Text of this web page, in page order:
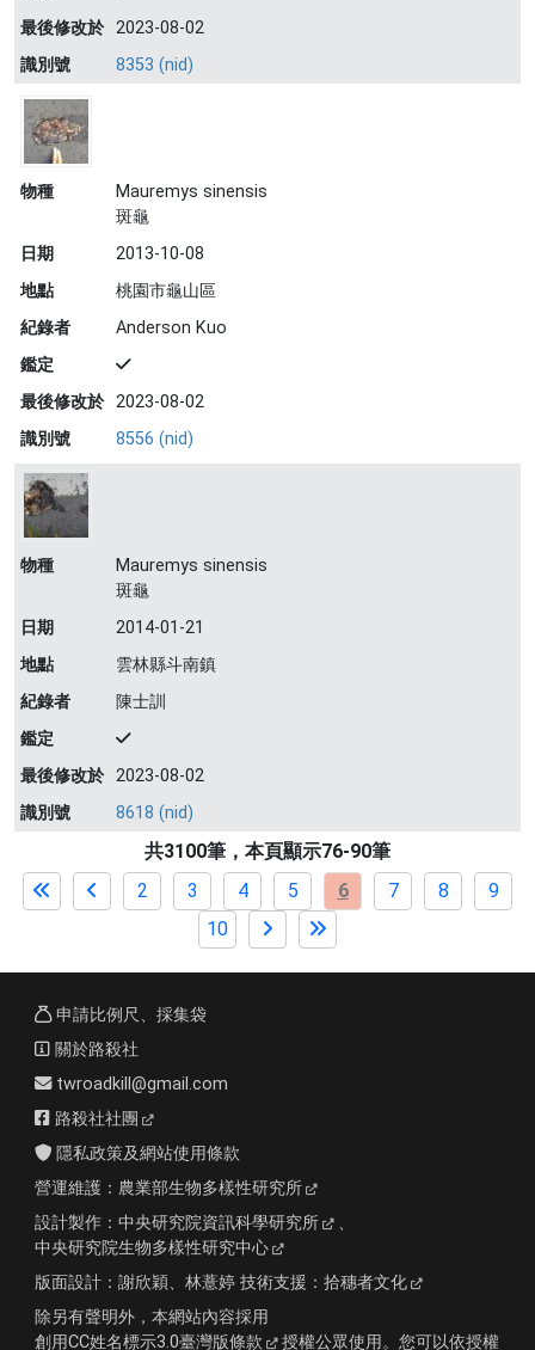
最後修改於 2023-08-02
識別號
8353 (nid)
物種
Mauremys sinensis
斑龜
日期
2013-10-08
地點
桃園市龜山區
紀錄者
Anderson Kuo
鑑定
最後修改於 2023-08-02
識別號
8556 (nid)
物種
Mauremys sinensis
斑龜
日期
2014-01-21
地點
雲林縣斗南鎮
紀錄者
陳士訓
鑑定
最後修改於 2023-08-02
識別號
8618 (nid)
共3100筆，本頁顯示76-90筆
2
3 4 5 6 7 8
9
10
申請比例尺、採集袋
關於路殺社
twroadkill@gmail.com
路殺社社團
隱私政策及網站使用條款
營運維護： 農業部生物多樣性研究所
設計製作： 中央研究院資訊科學研究所
、
中央研究院生物多樣性研究中心
版面設計： 謝欣穎、林薏婷 技術支援： 拾穗者文化
除另有聲明外，本網站內容採用
創用CC姓名標示3.0臺灣版條款
授權公眾使用。您可以依授權